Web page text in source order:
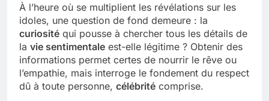
À l’heure où se multiplient les révélations sur les
idoles, une question de fond demeure : la
curiosité qui pousse à chercher tous les détails de
la vie sentimentale est-elle légitime ? Obtenir des
informations permet certes de nourrir le rêve ou
l’empathie, mais interroge le fondement du respect
dû à toute personne, célébrité comprise.